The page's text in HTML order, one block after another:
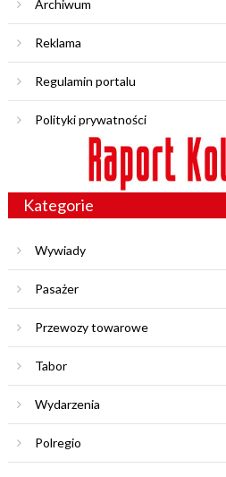
Archiwum
Reklama
Regulamin portalu
Polityki prywatności
Kategorie
Wywiady
Pasażer
Przewozy towarowe
Tabor
Wydarzenia
Polregio